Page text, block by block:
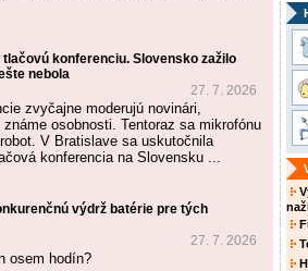
tlačovú konferenciu. Slovensko zažilo
nebola
27. 7. 2026
zvyčajne moderujú novinári,
známe osobnosti. Tentoraz sa mikrofónu
V Bratislave sa uskutočnila
konferencia na Slovensku ...
výdrž batérie pre tých
27. 7. 2026
osem hodín?